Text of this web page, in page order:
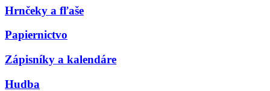
Hrnčeky a fľaše
Papiernictvo
Zápisníky a kalendáre
Hudba